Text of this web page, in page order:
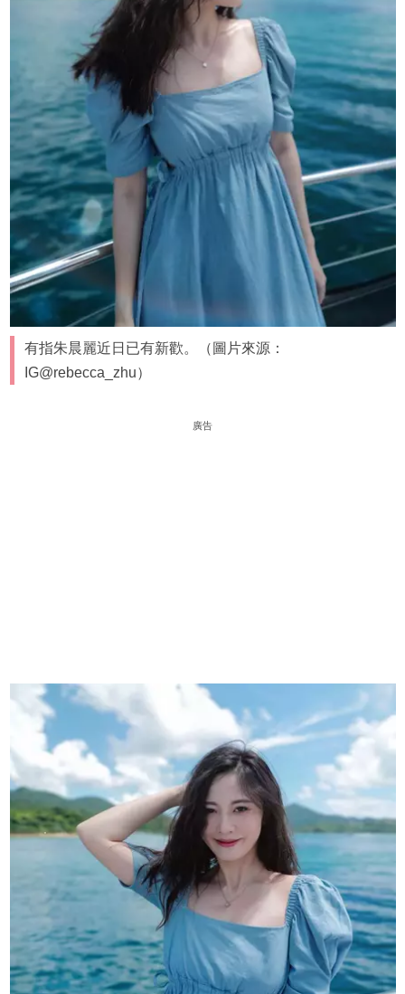
有指朱晨麗近日已有新歡。（圖片來源：
IG@rebecca_zhu）
廣告